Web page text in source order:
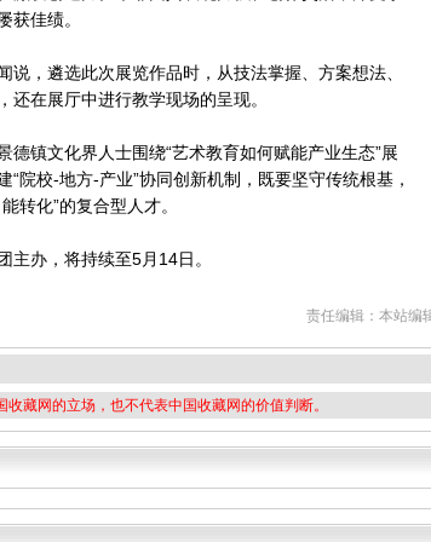
获佳绩。
，遴选此次展览作品时，从技法掌握、方案想法、
在展厅中进行教学现场的呈现。
镇文化界人士围绕“艺术教育如何赋能产业生态”展
院校-地方-产业”协同创新机制，既要坚守传统根基，
转化”的复合型人才。
办，将持续至5月14日。
责任编辑：本站编
藏网的立场，也不代表中国收藏网的价值判断。